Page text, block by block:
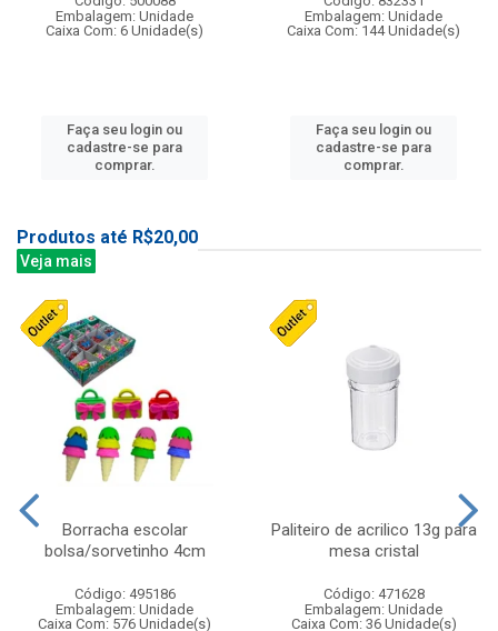
Embalagem: Unidade
Caixa Com: 6 Unidade(s)
Faça seu login ou
cadastre-se para
comprar.
Embalagem: Unidade
Caixa Com: 144 Unidade(s)
Faça seu login ou
cadastre-se para
comprar.
Produtos até R$20,00
Veja mais
Borracha escolar
bolsa/sorvetinho 4cm
Código: 495186
Embalagem: Unidade
Caixa Com: 576 Unidade(s)
Paliteiro de acrilico 13g para
mesa cristal
Código: 471628
Embalagem: Unidade
Caixa Com: 36 Unidade(s)